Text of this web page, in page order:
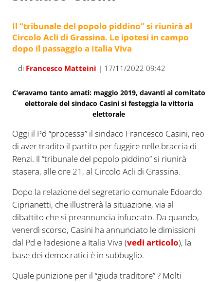
Il “tribunale del popolo piddino” si riunirà al
Circolo Acli di Grassina. Le ipotesi in campo
dopo il passaggio a Italia Viva
di Francesco Matteini | 17/11/2022 09:42
C’eravamo tanto amati: maggio 2019, davanti al comitato
elettorale del sindaco Casini si festeggia la vittoria
elettorale
Oggi il Pd “processa” il sindaco Francesco Casini, reo
di aver tradito il partito per fuggire nelle braccia di
Renzi. Il “tribunale del popolo piddino” si riunirà
stasera, alle ore 21, al Circolo Acli di Grassina.
Dopo la relazione del segretario comunale Edoardo
Ciprianetti, che illustrerà la situazione, via al
dibattito che si preannuncia infuocato. Da quando,
venerdì scorso, Casini ha annunciato le dimissioni
dal Pd e l’adesione a Italia Viva (vedi articolo), la
base dei democratici è in subbuglio.
Quale punizione per il “giuda traditore” ? Molti